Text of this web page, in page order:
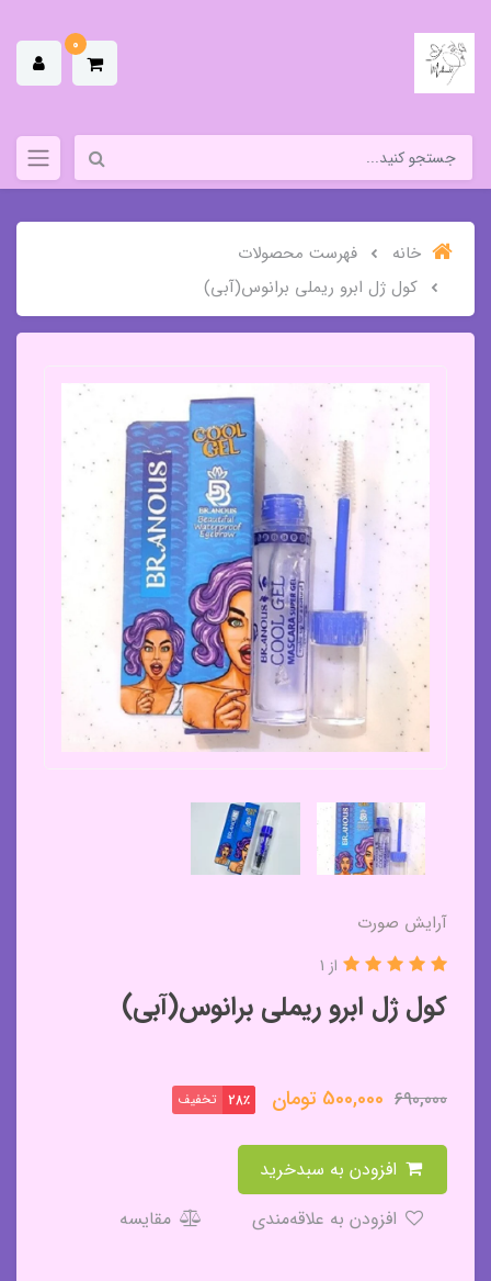
0
خانه
فهرست محصولات
کول ژل ابرو ریملی برانوس(آبی)
آرایش صورت
کول ژل ابرو ریملی برانوس(آبی)
از 1
690,000
500,000 تومان 28٪ تخفیف
مقایسه